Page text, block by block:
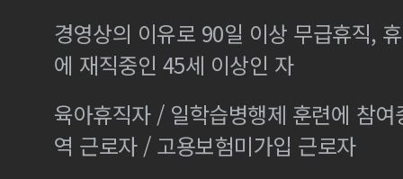
경영상의 이유로 90일 이상 무급휴직,
에 재직중인 45세 이상인 자
육아휴직자 / 일학습병행제 훈련에 참
역 근로자 / 고용보험미가입 근로자